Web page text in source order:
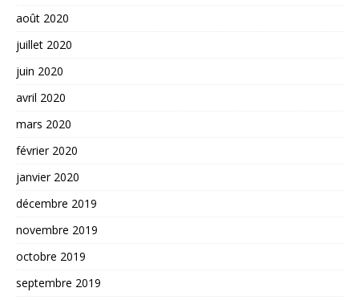
août 2020
juillet 2020
juin 2020
avril 2020
mars 2020
février 2020
janvier 2020
décembre 2019
novembre 2019
octobre 2019
septembre 2019